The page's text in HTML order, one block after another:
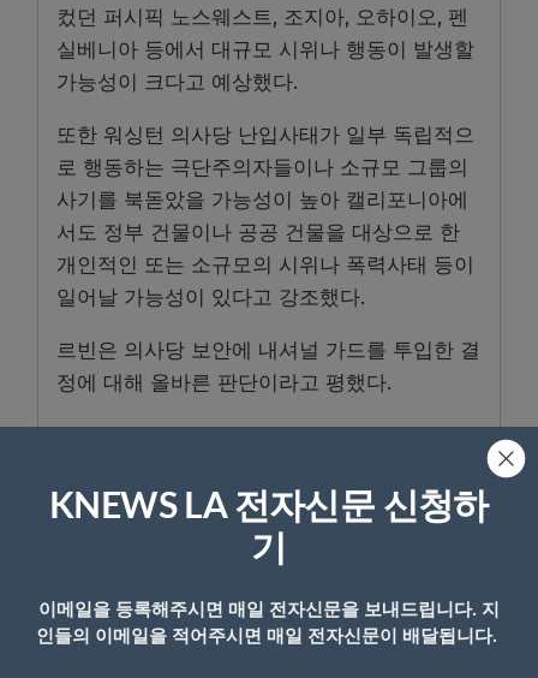
컸던 퍼시픽 노스웨스트, 조지아, 오하이오, 펜
실베니아 등에서 대규모 시위나 행동이 발생할
가능성이 크다고 예상했다.
또한 워싱턴 의사당 난입사태가 일부 독립적으
로 행동하는 극단주의자들이나 소규모 그룹의
사기를 북돋았을 가능성이 높아 캘리포니아에
서도 정부 건물이나 공공 건물을 대상으로 한
개인적인 또는 소규모의 시위나 폭력사태 등이
일어날 가능성이 있다고 강조했다.
르빈은 의사당 보안에 내셔널 가드를 투입한 결
정에 대해 올바른 판단이라고 평했다.
KNEWS LA 전자신문 신청하
기
이메일을 등록해주시면 매일 전자신문을 보내드립니다. 지
인들의 이메일을 적어주시면 매일 전자신문이 배달됩니다.